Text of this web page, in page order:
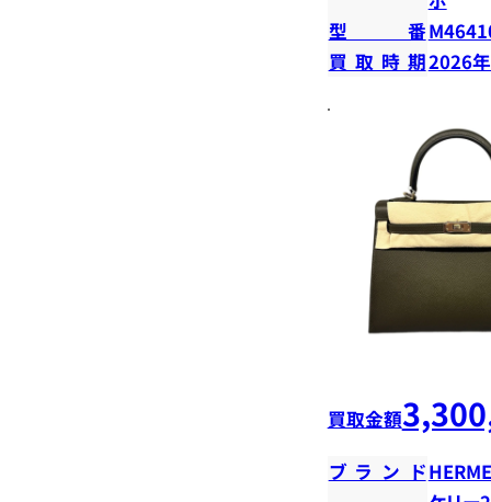
型番
買取時期2026
買取金額
ブランド